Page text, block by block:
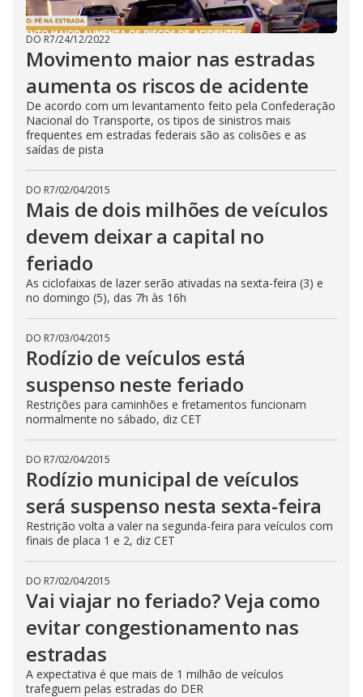
DO R7/24/12/2022
Movimento maior nas estradas
aumenta os riscos de acidente
De acordo com um levantamento feito pela Confederação
Nacional do Transporte, os tipos de sinistros mais
frequentes em estradas federais são as colisões e as
saídas de pista
DO R7/02/04/2015
Mais de dois milhões de veículos
devem deixar a capital no
feriado
As ciclofaixas de lazer serão ativadas na sexta-feira (3) e
no domingo (5), das 7h às 16h
DO R7/03/04/2015
Rodízio de veículos está
suspenso neste feriado
Restrições para caminhões e fretamentos funcionam
normalmente no sábado, diz CET
DO R7/02/04/2015
Rodízio municipal de veículos
será suspenso nesta sexta-feira
Restrição volta a valer na segunda-feira para veículos com
finais de placa 1 e 2, diz CET
DO R7/02/04/2015
Vai viajar no feriado? Veja como
evitar congestionamento nas
estradas
A expectativa é que mais de 1 milhão de veículos
trafeguem pelas estradas do DER